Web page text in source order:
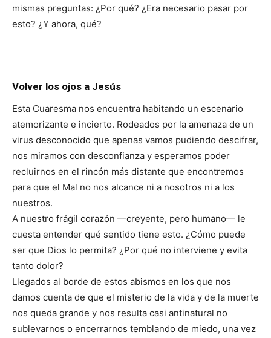
mismas preguntas: ¿Por qué? ¿Era necesario pasar por
esto? ¿Y ahora, qué?
Volver los ojos a Jesús
Esta Cuaresma nos encuentra habitando un escenario
atemorizante e incierto. Rodeados por la amenaza de un
virus desconocido que apenas vamos pudiendo descifrar,
nos miramos con desconfianza y esperamos poder
recluirnos en el rincón más distante que encontremos
para que el Mal no nos alcance ni a nosotros ni a los
nuestros.
A nuestro frágil corazón —creyente, pero humano— le
cuesta entender qué sentido tiene esto. ¿Cómo puede
ser que Dios lo permita? ¿Por qué no interviene y evita
tanto dolor?
Llegados al borde de estos abismos en los que nos
damos cuenta de que el misterio de la vida y de la muerte
nos queda grande y nos resulta casi antinatural no
sublevarnos o encerrarnos temblando de miedo, una vez